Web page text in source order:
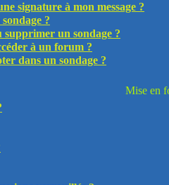
signature à mon message ?
?
un sondage ?
à un forum ?
dans un sondage ?
Mise en